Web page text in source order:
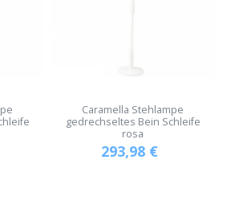
Caramella Stehlampe
gedrechseltes Bein Schleife
rosa
293,98 €